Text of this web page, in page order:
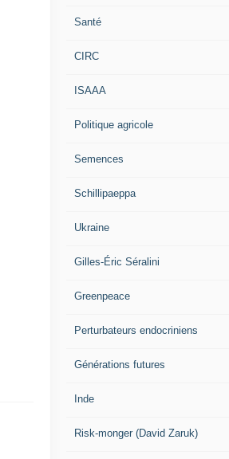
Santé
CIRC
ISAAA
Politique agricole
Semences
Schillipaeppa
Ukraine
Gilles-Éric Séralini
Greenpeace
Perturbateurs endocriniens
Générations futures
Inde
Risk-monger (David Zaruk)